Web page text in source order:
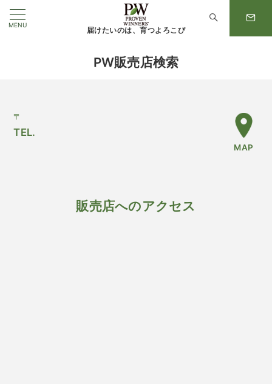
MENU
届けたいのは、育つよろこび
PW販売店検索
〒
TEL.
MAP
販売店へのアクセス